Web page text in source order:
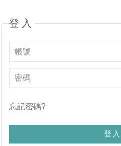
登入
忘記密碼?